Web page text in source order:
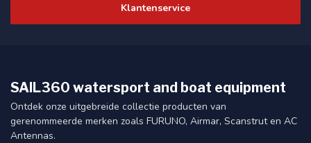
Klantenservice
SAIL360 watersport and boat equipment
Ontdek onze uitgebreide collectie producten van
gerenommeerde merken zoals FURUNO, Airmar, Scanstrut en AC
Antennas.